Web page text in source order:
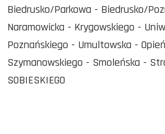
Biedrusko/Parkowa - Biedrusko/
Naramowicka - Krygowskiego -
Poznańskiego - Umultowska -
Szymanowskiego - Smoleńska -
SOBIESKIEGO